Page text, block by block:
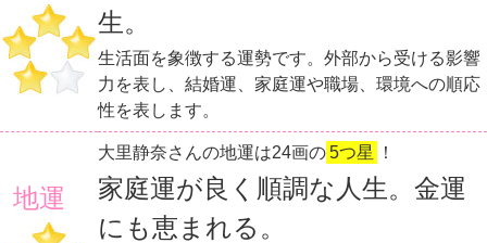
生。
生活面を象徴する運勢です。外部から受ける影響
力を表し、結婚運、家庭運や職場、環境への順応
性を表します。
地運
大里静奈さんの地運は24画の5つ星 ！
家庭運が良く順調な人生。金運
にも恵まれる。